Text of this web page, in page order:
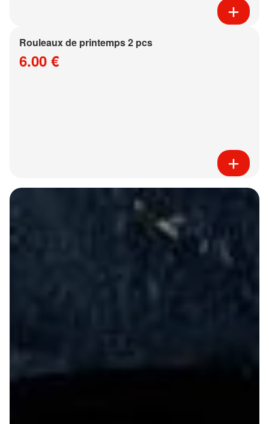
Rouleaux de printemps 2 pcs
6.00 €